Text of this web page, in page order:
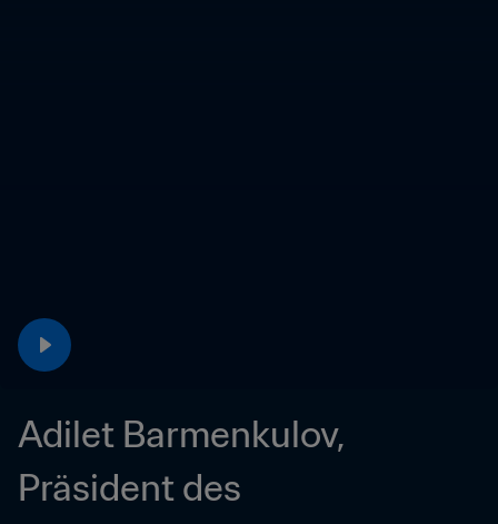
Adilet Barmenkulov,
Präsident des